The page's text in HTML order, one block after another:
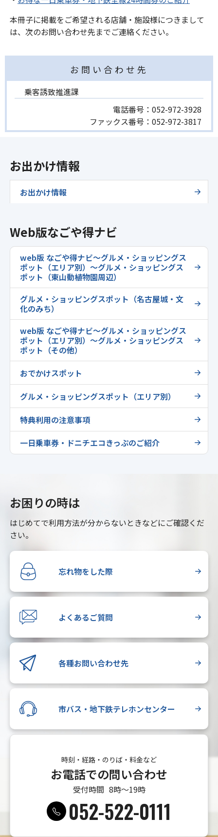
本冊子に掲載をご希望される店舗・施設様につきまして
は、次のお問い合わせ先までご連絡ください。
お問い合わせ先
乗客誘致推進課
電話番号： 052-972-3928
ファックス番号： 052-972-3817
お出かけ情報
お出かけ情報
Web版なごや得ナビ
web版 なごや得ナビ～グルメ・ショッピングス
ポット（エリア別）～グルメ・ショッピングス
ポット（東山動植物園周辺）
グルメ・ショッピングスポット（名古屋城・文
化のみち）
web版 なごや得ナビ～グルメ・ショッピングス
ポット（エリア別）～グルメ・ショッピングス
ポット（その他）
おでかけスポット
グルメ・ショッピングスポット（エリア別）
特典利用の注意事項
一日乗車券・ドニチエコきっぷのご紹介
お困りの時は
はじめてで利用方法が分からないときなどにご確認くだ
さい。
忘れ物をした際
よくあるご質問
各種お問い合わせ先
市バス・地下鉄テレホンセンター
時刻・経路・のりば・料金など
お電話での問い合わせ
受付時間 8時〜19時
052-522-0111